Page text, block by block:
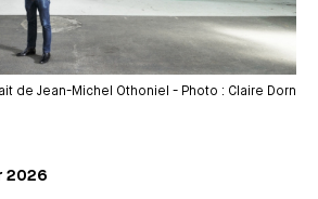
de Jean-Michel Othoniel - Photo : Claire Dorn
2026